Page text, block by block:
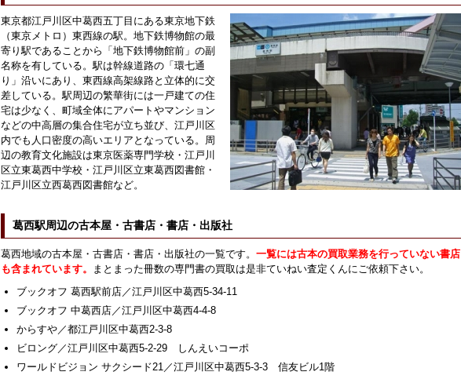
東京都江戸川区中葛西五丁目にある東京地下鉄
（東京メトロ）東西線の駅。地下鉄博物館の最
寄り駅であることから「地下鉄博物館前」の副
名称を有している。駅は幹線道路の「環七通
り」沿いにあり、東西線高架線路と立体的に交
差している。駅周辺の繁華街には一戸建ての住
宅は少なく、町域全体にアパートやマンション
などの中高層の集合住宅が立ち並び、江戸川区
内でも人口密度の高いエリアとなっている。周
辺の教育文化施設は東京医薬専門学校・江戸川
区立東葛西中学校・江戸川区立東葛西図書館・
江戸川区立西葛西図書館など。
葛西駅周辺の古本屋・古書店・書店・出版社
葛西地域の古本屋・古書店・書店・出版社の一覧です。 一覧には古本の買取業務を行っていない書店
も含まれています。
まとまった冊数の専門書の買取は是非ていねい査定くんにご依頼下さい。
ブックオフ 葛西駅前店／江戸川区中葛西5-34-11
ブックオフ 中葛西店／江戸川区中葛西4-4-8
からすや／都江戸川区中葛西2-3-8
ビロング／江戸川区中葛西5-2-29 しんえいコーポ
ワールドビジョン サクシード21／江戸川区中葛西5-3-3 信友ビル1階